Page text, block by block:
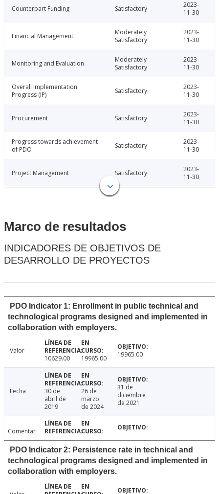
Counterpart Funding Satisfactory
2023-
11-30
Financial Management
Moderately
Satisfactory
2023-
11-30
Monitoring and Evaluation
Moderately
Satisfactory
2023-
11-30
Overall Implementation
Progress (IP)
Satisfactory
2023-
11-30
Procurement Satisfactory
2023-
11-30
Progress towards achievement
of PDO
Satisfactory
2023-
11-30
Project Management Satisfactory
2023-
11-30
Marco de resultados
INDICADORES DE OBJETIVOS DE
DESARROLLO DE PROYECTOS
PDO Indicator 1: Enrollment in public technical and
technological programs designed and implemented in
collaboration with employers.
Valor
10629.00
19965.00 19965.00
Fecha
30 de
abril de
2019
26 de
marzo
de 2024
31 de
diciembre
de 2021
Comentar
PDO Indicator 2: Persistence rate in technical and
technological programs designed and implemented in
collaboration with employers.